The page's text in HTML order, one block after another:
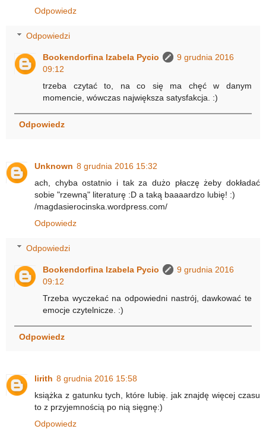
Odpowiedz
Odpowiedzi
Bookendorfina Izabela Pycio
9 grudnia 2016
09:12
trzeba czytać to, na co się ma chęć w danym
momencie, wówczas największa satysfakcja. :)
Odpowiedz
Unknown 8 grudnia 2016 15:32
ach, chyba ostatnio i tak za dużo płaczę żeby dokładać
sobie "rzewną" literaturę :D a taką baaaardzo lubię! :)
/magdasierocinska.wordpress.com/
Odpowiedz
Odpowiedzi
Bookendorfina Izabela Pycio
9 grudnia 2016
09:12
Trzeba wyczekać na odpowiedni nastrój, dawkować te
emocje czytelnicze. :)
Odpowiedz
lirith 8 grudnia 2016 15:58
książka z gatunku tych, które lubię. jak znajdę więcej czasu
to z przyjemnością po nią sięgnę:)
Odpowiedz